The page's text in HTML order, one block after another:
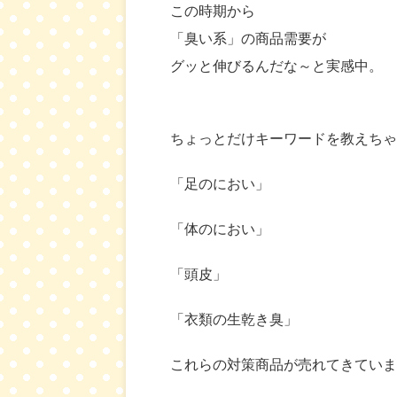
この時期から
「臭い系」の商品需要が
グッと伸びるんだな～と実感中。
ちょっとだけキーワードを教えち
「足のにおい」
「体のにおい」
「頭皮」
「衣類の生乾き臭」
これらの対策商品が売れてきてい